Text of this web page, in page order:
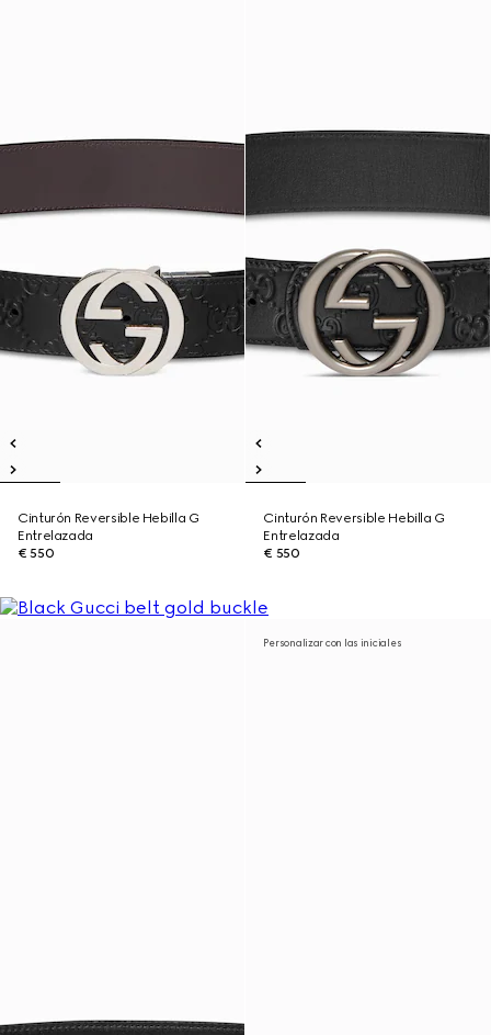
Cinturón Reversible Hebilla G
Entrelazada
€ 550
Cinturón Reversible Hebilla G
Entrelazada
€ 550
Personalizar con las iniciales